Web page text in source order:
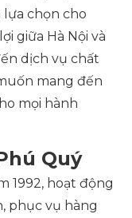
chọn cho
giữa Hà Nội và
dịch vụ chất
mang đến
mọi hành
Quý
1992, hoạt động
phục vụ hàng